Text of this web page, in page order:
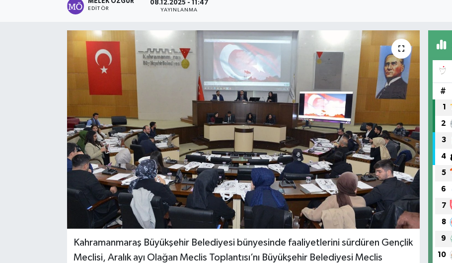
MELEK ÖZGÜR
EDITÖR
08.12.2025 - 11:47
YAYINLANMA
Kahramanmaraş Büyükşehir Belediyesi bünyesinde faaliyetlerini sürdüren Gençlik
Meclisi, Aralık ayı Olağan Meclis Toplantısı’nı Büyükşehir Belediyesi Meclis
#
1
2
3
4
5
6
7
8
9
10
Tarih - Kültür - Sanat - Turizm